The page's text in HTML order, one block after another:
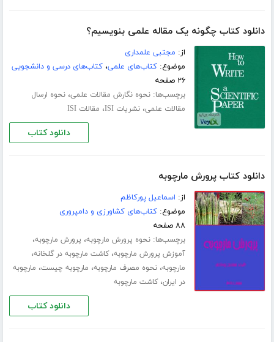
دانلود کتاب چگونه یک مقاله علمی بنویسیم؟
از: مجتبی علمداری
موضوع:کتاب‌های علمی،کتاب‌های درسی و دانشجویی
۲۶ صفحه
برچسب‌ها:نحوه نگارش مقالات علمی،نحوه ارسال
مقالات علمی،نشریات ISI ، مقالات ISI
دانلود کتاب
دانلود کتاب پرورش مارچوبه
از: اسماعیل پورکاظم
موضوع:کتاب‌های کشاورزی و دامپروری
۸۸ صفحه
برچسب‌ها:نحوه پرورش مارچوبه، پرورش مارچوبه،
آموزش پرورش مارچوبه،کاشت مارچوبه در گلخانه،
مارچوبه،نحوه مصرف مارچوبه، مارچوبه چیست، مارچوبه
در ایران،کاشت مارچوبه
دانلود کتاب